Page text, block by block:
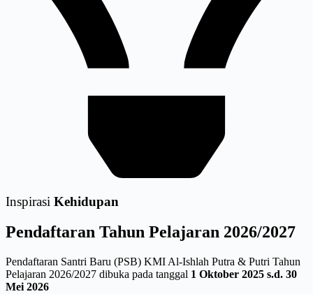
Inspirasi Kehidupan
Pendaftaran Tahun Pelajaran 2026/2027
Pendaftaran Santri Baru (PSB) KMI Al-Ishlah Putra & Putri Tahun
Pelajaran 2026/2027 dibuka pada tanggal 1 Oktober 2025 s.d. 30
Mei 2026